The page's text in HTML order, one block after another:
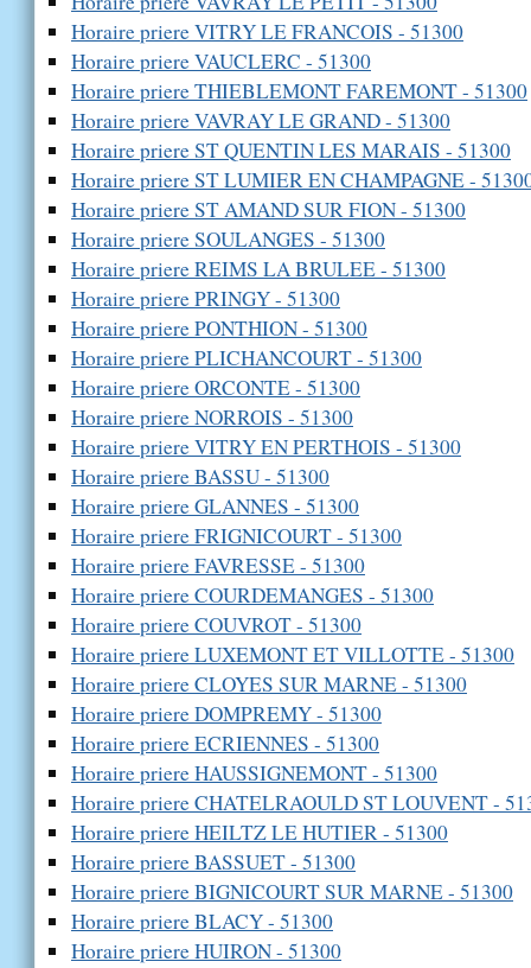
Horaire priere VITRY LE FRANCOIS - 51300
Horaire priere VAUCLERC - 51300
Horaire priere THIEBLEMONT FAREMONT - 51300
Horaire priere VAVRAY LE GRAND - 51300
Horaire priere ST QUENTIN LES MARAIS - 51300
Horaire priere ST LUMIER EN CHAMPAGNE -
Horaire priere ST AMAND SUR FION - 51300
Horaire priere SOULANGES - 51300
Horaire priere REIMS LA BRULEE - 51300
Horaire priere PRINGY - 51300
Horaire priere PONTHION - 51300
Horaire priere PLICHANCOURT - 51300
Horaire priere ORCONTE - 51300
Horaire priere NORROIS - 51300
Horaire priere VITRY EN PERTHOIS - 51300
Horaire priere BASSU - 51300
Horaire priere GLANNES - 51300
Horaire priere FRIGNICOURT - 51300
Horaire priere FAVRESSE - 51300
Horaire priere COURDEMANGES - 51300
Horaire priere COUVROT - 51300
Horaire priere LUXEMONT ET VILLOTTE - 51300
Horaire priere CLOYES SUR MARNE - 51300
Horaire priere DOMPREMY - 51300
Horaire priere ECRIENNES - 51300
Horaire priere HAUSSIGNEMONT - 51300
Horaire priere CHATELRAOULD ST LOUVENT -
Horaire priere HEILTZ LE HUTIER - 51300
Horaire priere BASSUET - 51300
Horaire priere BIGNICOURT SUR MARNE - 51300
Horaire priere BLACY - 51300
Horaire priere HUIRON - 51300